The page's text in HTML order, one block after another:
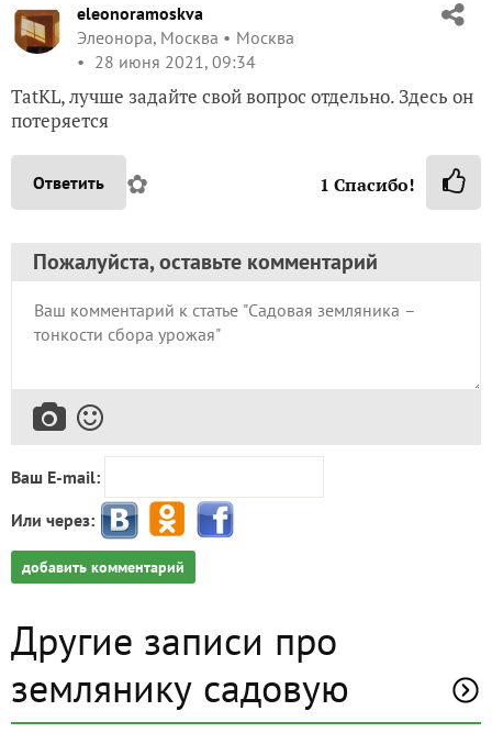
eleonoramoskva
Элеонора, Москва
Москва
28 июня 2021, 09:34
TatKL, лучше задайте свой вопрос отдельно. Здесь он
потеряется
Ответить ✿ 1 Спасибо!
Пожалуйста, оставьте комментарий
Ваш E-mail:
Или через:
добавить комментарий
Другие записи про
землянику садовую